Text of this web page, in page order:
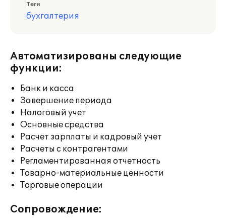
Теги
бухгалтерия
Автоматизированы следующие
функции:
Банк и касса
Завершение периода
Налоговый учет
Основные средства
Расчет зарплаты и кадровый учет
Расчеты с контрагентами
Регламентированная отчетность
Товарно-материальные ценности
Торговые операции
Сопровождение: